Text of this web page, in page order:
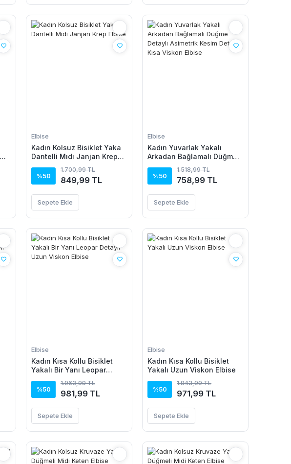
Elbise
Kadın Kolsuz Bisiklet Yaka
Dantelli Mıdı Janjan Krep
%50
1.700,99 TL
849,99 TL
Sepete Ekle
Elbise
Kadın Yuvarlak Yakalı
Arkadan Bağlamalı Düğme
Detaylı Kısa Viskon Elbise
%50
1.518,99 TL
758,99 TL
Sepete Ekle
Elbise
Kadın Kısa Kollu Bisiklet
Yakalı Bir Yanı Leopar
%50
1.963,99 TL
981,99 TL
Sepete Ekle
Elbise
Kadın Kısa Kollu Bisiklet
Yakalı Uzun Viskon Elbise
%50
1.943,99 TL
971,99 TL
Sepete Ekle